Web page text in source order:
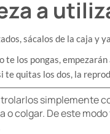
a
sácalos de la caja y
te los pongas,
te quitas los dos, la
simplemente
o colgar. De este